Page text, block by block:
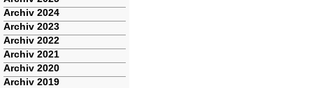
Archiv 2024
Archiv 2023
Archiv 2022
Archiv 2021
Archiv 2020
Archiv 2019